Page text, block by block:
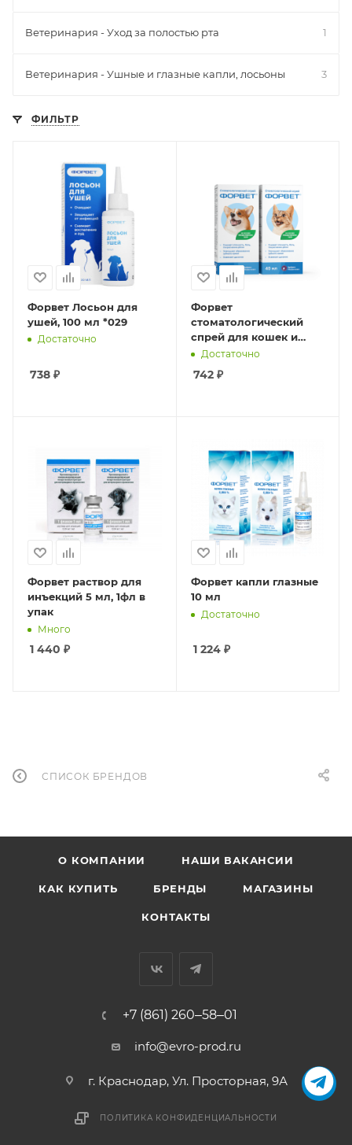
Ветеринария - Уход за полостью рта 1
Ветеринария - Ушные и глазные капли, лосьоны 3
ФИЛЬТР
Форвет Лосьон для
ушей, 100 мл *029
Достаточно
738 ₽
Форвет
стоматологический
спрей для кошек и
собак 40 мл
Достаточно
742₽
Форвет раствор для
инъекций 5 мл, 1фл в
упак
Много
1 440 ₽
Форвет капли глазные
10 мл
Достаточно
1 224₽
СПИСОК БРЕНДОВ
О КОМПАНИИ НАШИ ВАКАНСИИ
КАК КУПИТЬ БРЕНДЫ МАГАЗИНЫ
КОНТАКТЫ
+7 (861) 260‒58‒01
info@evro-prod.ru
г. Краснодар, ​Ул. Просторная, 9А
ПОЛИТИКА КОНФИДЕНЦИАЛЬНОСТИ